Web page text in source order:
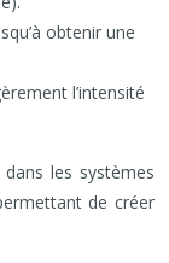
obtenir une
l’intensité
les systèmes
de créer